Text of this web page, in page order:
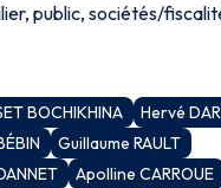
public, sociétés/
BOCHIKHINA
Hervé
Guillaume RAULT
Apolline CARROUE